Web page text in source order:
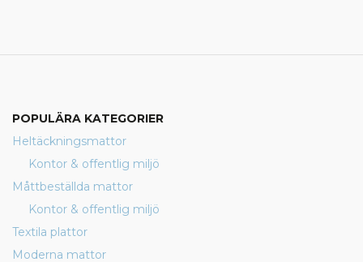
POPULÄRA KATEGORIER
Heltäckningsmattor
Kontor & offentlig miljö
Måttbeställda mattor
Kontor & offentlig miljö
Textila plattor
Moderna mattor